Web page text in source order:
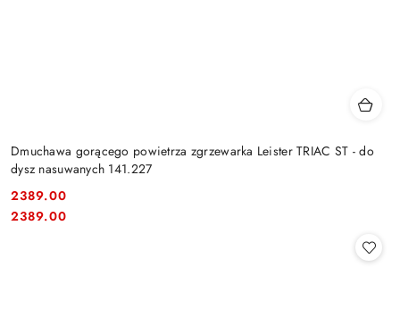
Dmuchawa gorącego powietrza zgrzewarka Leister TRIAC ST - do
dysz nasuwanych 141.227
Cena:
2389.00
Cena:
2389.00